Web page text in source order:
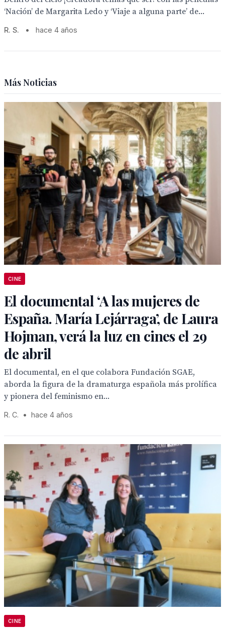
‘Nación’ de Margarita Ledo y ‘Viaje a alguna parte’ de...
R. S. • hace 4 años
Más Noticias
CINE
El documental ‘A las mujeres de
España. María Lejárraga’, de Laura
Hojman, verá la luz en cines el 29
de abril
El documental, en el que colabora Fundación SGAE,
aborda la figura de la dramaturga española más prolífica
y pionera del feminismo en...
R. C. • hace 4 años
CINE